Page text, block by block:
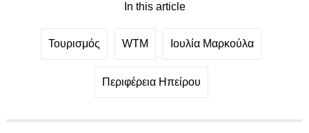
In this article
Τουρισμός WTM Ιουλία Μαρκούλα
Περιφέρεια Ηπείρου